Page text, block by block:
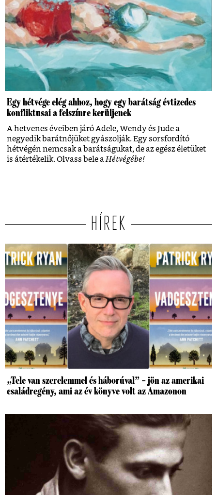
Egy hétvége elég ahhoz, hogy egy barátság évtizedes
konfliktusai a felszínre kerüljenek
A hetvenes éveiben járó Adele, Wendy és Jude a
negyedik barátnőjüket gyászolják. Egy sorsfordító
hétvégén nemcsak a barátságukat, de az egész életüket
is átértékelik. Olvass bele a Hétvégébe!
HÍREK
„Tele van szerelemmel és háborúval” – jön az amerikai
családregény, ami az év könyve volt az Amazonon